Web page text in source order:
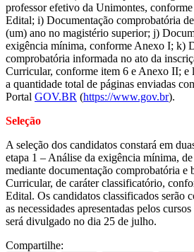
professor efetivo da Unimontes,
Edital; i) Documentação comprobatória
(um) ano no magistério superior; j)
exigência mínima, conforme Anexo I; k)
comprobatória informada no ato da
Curricular, conforme item 6 e Anexo II; e
a quantidade total de páginas enviadas
Portal GOV.BR (https://www.gov.br).
Seleção
A seleção dos candidatos constará em
etapa 1 – Análise da exigência mínima,
mediante documentação comprobatória e
Curricular, de caráter classificatório,
Edital. Os candidatos classificados serão
as necessidades apresentadas pelos
será divulgado no dia 25 de julho.
Compartilhe: